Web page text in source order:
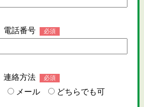
電話番号 必須
連絡方法 必須
メール どちらでも可